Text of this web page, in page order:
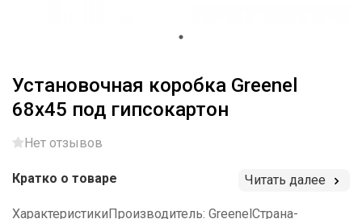
Установочная коробка Greenel
68x45 под гипсокартон
Нет отзывов
Кратко о товаре Читать далее
ХарактеристикиПроизводитель: GreenelСтрана-